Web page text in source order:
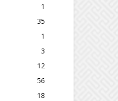
1
35
1
3
12
56
18